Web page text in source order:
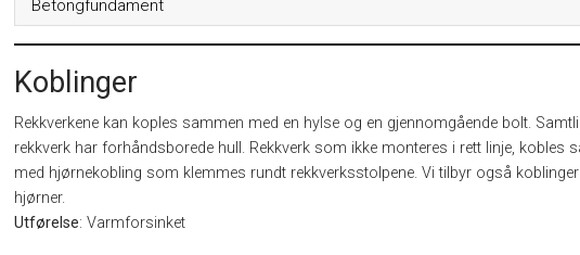
Betongfundament
Koblinger
Rekkverkene kan koples sammen med en hylse og en gjennomgående bolt.
rekkverk har forhåndsborede hull. Rekkverk som ikke monteres i rett linje, kobles
med hjørnekobling som klemmes rundt rekkverksstolpene. Vi tilbyr også
hjørner.
Utførelse: Varmforsinket